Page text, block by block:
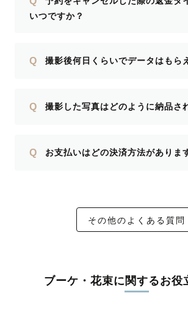
いつですか？
Q 撮影後何日くらいでデータはもら
Q 撮影した写真はどのように納品さ
Q お支払いはどの決済方法がありま
その他のよくある質問
ブーケ・花束に関するお役